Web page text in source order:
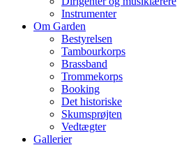
Instrumenter
Om Garden
Bestyrelsen
Tambourkorps
Brassband
Trommekorps
Booking
Det historiske
Skumsprøjten
Vedtægter
Gallerier